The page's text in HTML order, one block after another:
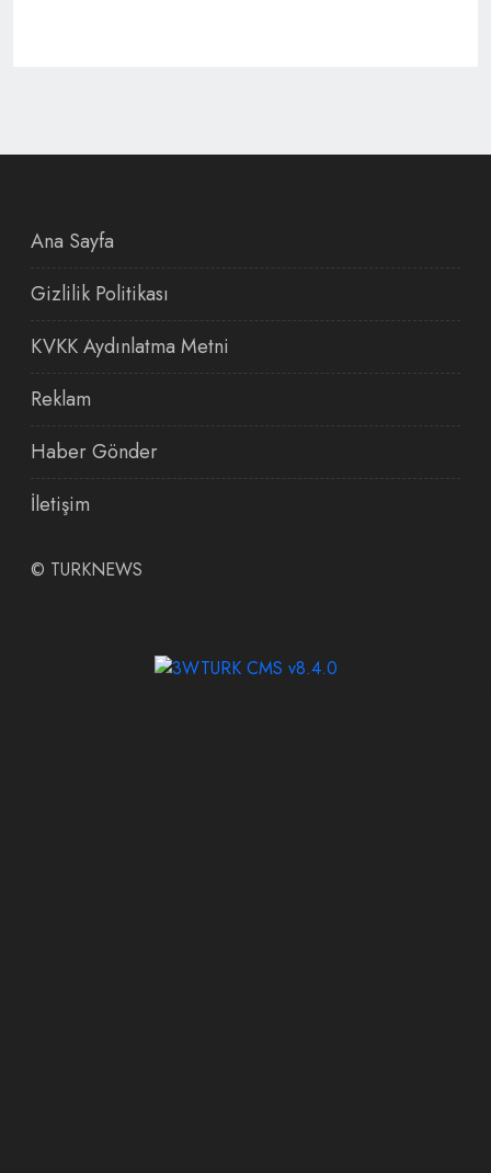
Ana Sayfa
Gizlilik Politikası
KVKK Aydınlatma Metni
Reklam
Haber Gönder
İletişim
© TURKNEWS